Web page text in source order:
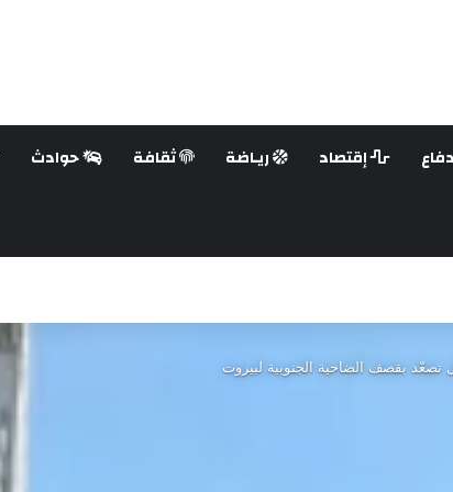
دفاع إقتصاد ريـاضة ثقافة حوادث
تصعّد بقصف الضاحية الجنوبية لبيروت